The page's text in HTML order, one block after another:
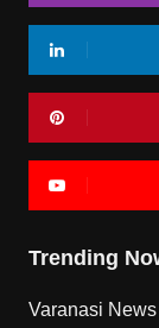
Trending
Varanasi News